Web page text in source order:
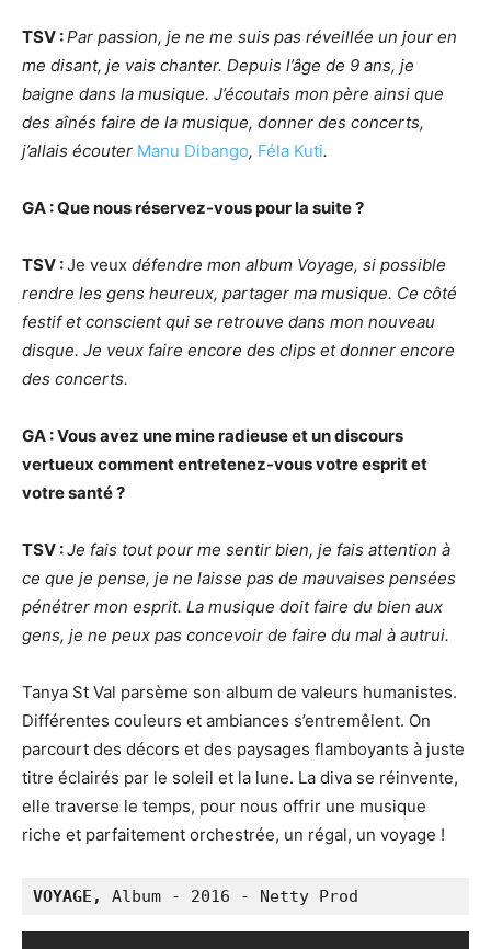
TSV :Par passion, je ne me suis pas réveillée un jour en
me disant, je vais chanter. Depuis l’âge de 9 ans, je
baigne dans la musique. J’écoutais mon père ainsi que
des aînés faire de la musique, donner des concerts,
j’allais écouter Manu Dibango, Féla Kuti.
GA : Que nous réservez-vous pour la suite?
TSV :Je veux défendre mon album Voyage, si possible
rendre les gens heureux, partager ma musique. Ce côté
festif et conscient qui se retrouve dans mon nouveau
disque. Je veux faire encore des clips et donner encore
des concerts.
GA : Vous avez une mine radieuse et un discours
vertueux comment entretenez-vous votre esprit et
votre santé?
TSV :Je fais tout pour me sentir bien, je fais attention à
ce que je pense, je ne laisse pas de mauvaises pensées
pénétrer mon esprit. La musique doit faire du bien aux
gens, je ne peux pas concevoir de faire du mal à autrui.
Tanya St Val parsème son album de valeurs humanistes.
Différentes couleurs et ambiances s’entremêlent. On
parcourt des décors et des paysages flamboyants à juste
titre éclairés par le soleil et la lune. La diva se réinvente,
elle traverse le temps, pour nous offrir une musique
riche et parfaitement orchestrée, un régal, un voyage !
VOYAGE, Album - 2016 - Netty Prod